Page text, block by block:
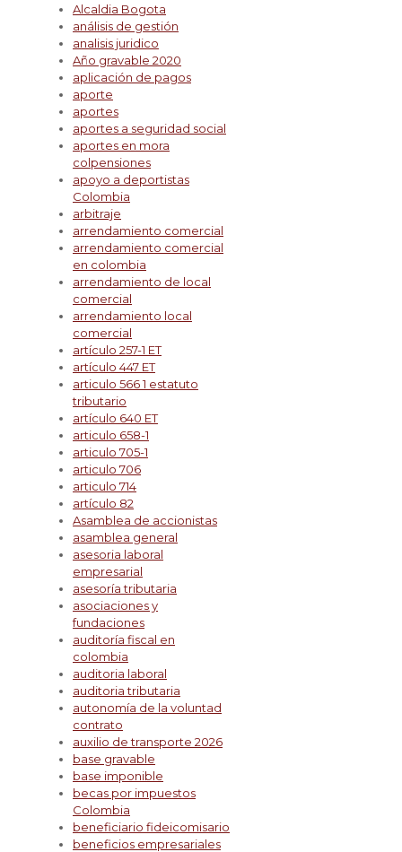
Alcaldia Bogota
análisis de gestión
analisis juridico
Año gravable 2020
aplicación de pagos
aporte
aportes
aportes a seguridad social
aportes en mora
colpensiones
apoyo a deportistas
Colombia
arbitraje
arrendamiento comercial
arrendamiento comercial
en colombia
arrendamiento de local
comercial
arrendamiento local
comercial
artículo 257-1 ET
artículo 447 ET
articulo 566 1 estatuto
tributario
artículo 640 ET
articulo 658-1
articulo 705-1
articulo 706
articulo 714
artículo 82
Asamblea de accionistas
asamblea general
asesoria laboral
empresarial
asesoría tributaria
asociaciones y
fundaciones
auditoría fiscal en
colombia
auditoria laboral
auditoria tributaria
autonomía de la voluntad
contrato
auxilio de transporte 2026
base gravable
base imponible
becas por impuestos
Colombia
beneficiario fideicomisario
beneficios empresariales